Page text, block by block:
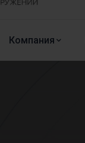
Компания